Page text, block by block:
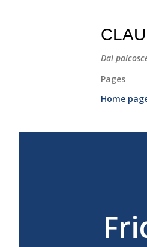
Dal
Pages
Home